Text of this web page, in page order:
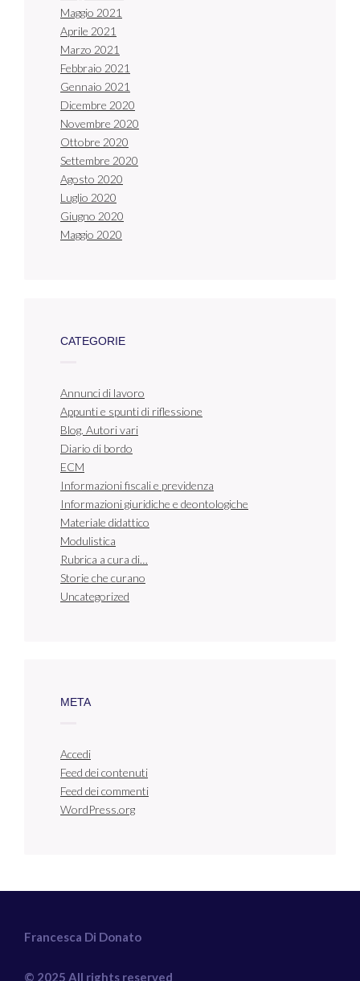
Maggio 2021
Aprile 2021
Marzo 2021
Febbraio 2021
Gennaio 2021
Dicembre 2020
Novembre 2020
Ottobre 2020
Settembre 2020
Agosto 2020
Luglio 2020
Giugno 2020
Maggio 2020
CATEGORIE
Annunci di lavoro
Appunti e spunti di riflessione
Blog. Autori vari
Diario di bordo
ECM
Informazioni fiscali e previdenza
Informazioni giuridiche e deontologiche
Materiale didattico
Modulistica
Rubrica a cura di…
Storie che curano
Uncategorized
META
Accedi
Feed dei contenuti
Feed dei commenti
WordPress.org
Francesca Di Donato
© 2025 All rights reserved